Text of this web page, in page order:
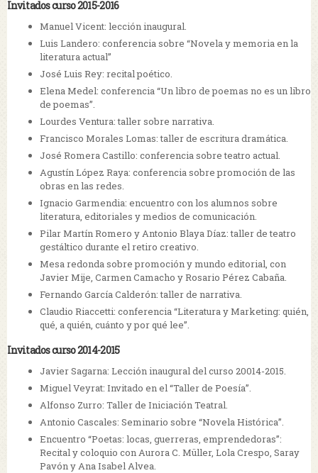
Invitados curso 2015-2016
Manuel Vicent: lección inaugural.
Luis Landero: conferencia sobre “Novela y memoria en la
literatura actual”
José Luis Rey: recital poético.
Elena Medel: conferencia “Un libro de poemas no es un libro
de poemas”.
Lourdes Ventura: taller sobre narrativa.
Francisco Morales Lomas: taller de escritura dramática.
José Romera Castillo: conferencia sobre teatro actual.
Agustín López Raya: conferencia sobre promoción de las
obras en las redes.
Ignacio Garmendia: encuentro con los alumnos sobre
literatura, editoriales y medios de comunicación.
Pilar Martín Romero y Antonio Blaya Díaz: taller de teatro
gestáltico durante el retiro creativo.
Mesa redonda sobre promoción y mundo editorial, con
Javier Mije, Carmen Camacho y Rosario Pérez Cabaña.
Fernando García Calderón: taller de narrativa.
Claudio Riaccetti: conferencia “Literatura y Marketing: quién,
qué, a quién, cuánto y por qué lee”.
Invitados curso 2014-2015
Javier Sagarna: Lección inaugural del curso 20014-2015.
Miguel Veyrat: Invitado en el “Taller de Poesía”.
Alfonso Zurro: Taller de Iniciación Teatral.
Antonio Cascales: Seminario sobre “Novela Histórica”.
Encuentro “Poetas: locas, guerreras, emprendedoras”:
Recital y coloquio con Aurora C. Müller, Lola Crespo, Saray
Pavón y Ana Isabel Alvea.